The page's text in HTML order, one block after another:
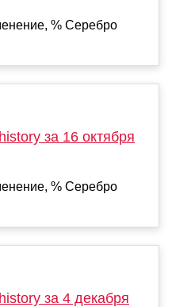
% Серебро
за 16 октября
% Серебро
за 4 декабря